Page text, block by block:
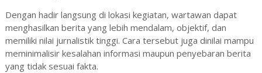
Dengan hadir langsung di lokasi kegiatan, wartawan dapat
menghasilkan berita yang lebih mendalam, objektif, dan
memiliki nilai jurnalistik tinggi. Cara tersebut juga dinilai mampu
meminimalisir kesalahan informasi maupun penyebaran berita
yang tidak sesuai fakta.